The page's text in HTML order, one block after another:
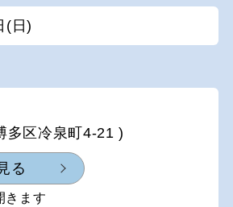
(日)
多区冷泉町4-21 )
る
きます